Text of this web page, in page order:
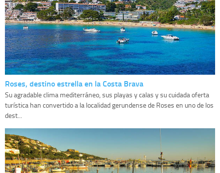
Roses, destino estrella en la Costa Brava
Su agradable clima mediterráneo, sus playas y calas y su cuidada oferta
turística han convertido a la localidad gerundense de Roses en uno de los
dest...